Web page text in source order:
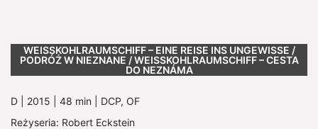
WEISSKOHLRAUMSCHIFF – EINE REISE INS UNGEWISSE / P
ODRÓŻ W NIEZNANE / WEISSKOHLRAUMSCHIFF – CESTA DO
NEZNÁMA
D | 2015 | 48 min | DCP, OF
Reżyseria: Robert Eckstein